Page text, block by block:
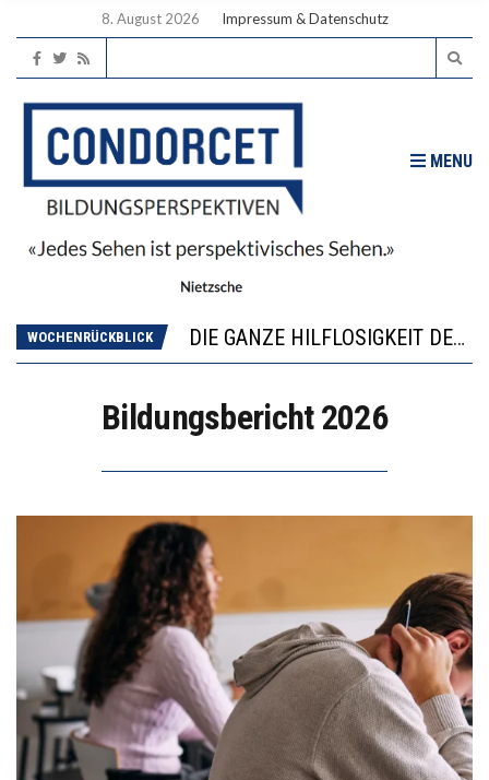
8. August 2026 Impressum & Datenschutz
MENU
WOCHENRÜCKBLICK
DIE GANZE HILFLOSIGKEIT DES BILDUNGSBÜRGERTUMS
WORAUS WÄCHST, WAS KINDER TRÄGT
Bildungsbericht 2026